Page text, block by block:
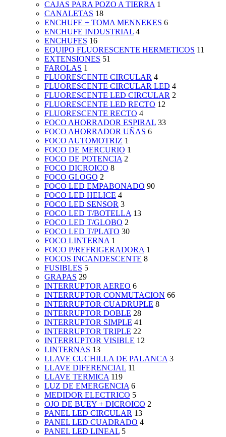
CAJAS PARA POZO A TIERRA 1
CANALETAS 18
ENCHUFE + TOMA MENNEKES 6
ENCHUFE INDUSTRIAL 4
ENCHUFES 16
EQUIPO FLUORESCENTE HERMETICOS 11
EXTENSIONES 51
FAROLAS 1
FLUORESCENTE CIRCULAR 4
FLUORESCENTE CIRCULAR LED 4
FLUORESCENTE LED CIRCULAR 2
FLUORESCENTE LED RECTO 12
FLUORESCENTE RECTO 4
FOCO AHORRADOR ESPIRAL 33
FOCO AHORRADOR UÑAS 6
FOCO AUTOMOTRIZ 1
FOCO DE MERCURIO 1
FOCO DE POTENCIA 2
FOCO DICROICO 8
FOCO GLOGO 2
FOCO LED EMPABONADO 90
FOCO LED HELICE 4
FOCO LED SENSOR 3
FOCO LED T/BOTELLA 13
FOCO LED T/GLOBO 2
FOCO LED T/PLATO 30
FOCO LINTERNA 1
FOCO P/REFRIGERADORA 1
FOCOS INCANDESCENTE 8
FUSIBLES 5
GRAPAS 29
INTERRUPTOR AEREO 6
INTERRUPTOR CONMUTACION 66
INTERRUPTOR CUADRUPLE 8
INTERRUPTOR DOBLE 28
INTERRUPTOR SIMPLE 41
INTERRUPTOR TRIPLE 22
INTERRUPTOR VISIBLE 12
LINTERNAS 13
LLAVE CUCHILLA DE PALANCA 3
LLAVE DIFERENCIAL 11
LLAVE TERMICA 119
LUZ DE EMERGENCIA 6
MEDIDOR ELECTRICO 5
OJO DE BUEY + DICROICO 2
PANEL LED CIRCULAR 13
PANEL LED CUADRADO 4
PANEL LED LINEAL 5